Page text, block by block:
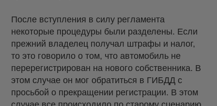
После вступления в силу регламента
некоторые процедуры были разделены. Если
прежний владелец получал штрафы и налог,
то это говорило о том, что автомобиль не
перерегистрирован на нового собственника. В
этом случае он мог обратиться в ГИБДД с
просьбой о прекращении регистрации. В этом